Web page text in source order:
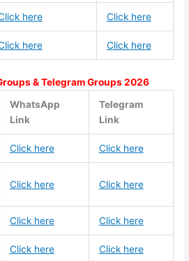
here Click here
here Click here
& Telegram Groups 2026
WhatsApp
Link
Telegram
Link
Click here Click here
Click here Click here
Click here Click here
Click here Click here